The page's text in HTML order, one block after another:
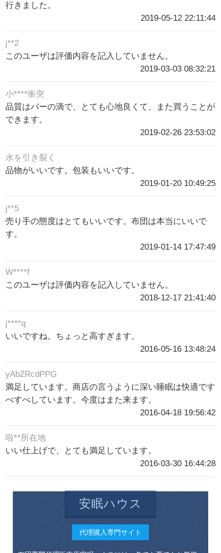
行きました。
2019-05-12 22:11:44
j**2
このユーザは評価内容を記入していません。
2019-03-03 08:32:21
小****衝突
品質はバーの滴で、とても心地良くて、また買うことが
できます。
2019-02-26 23:53:02
水を引き裂く
品物がいいです。包装もいいです。
2019-01-20 10:49:25
j**5
売り手の態度はとてもいいです。布団は本当にいいで
す。
2019-01-14 17:47:49
W****f
このユーザは評価内容を記入していません。
2018-12-17 21:41:40
j****q
いいですね。ちょっと高すぎます。
2016-05-16 13:48:24
yAbZRcdPPG
満足しています。商店の言うように深い睡眠は快適です
べすべしています。今度はまた来ます。
2016-04-18 19:56:42
啦**所在地
いい仕上げで、とても満足しています。
2016-03-30 16:44:28
安眠ハウス
代理購入専門サイト